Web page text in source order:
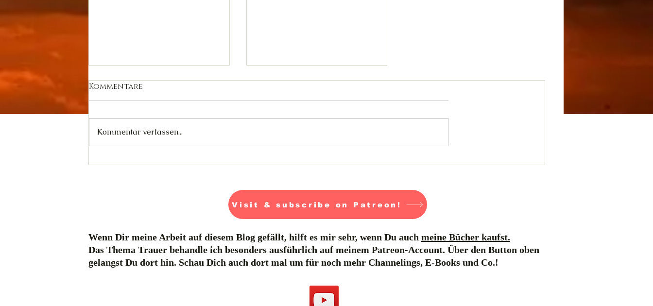
Kommentare
Kommentar verfassen...
Visit & subscribe on Patreon!
Wenn Dir meine Arbeit auf diesem Blog gefällt, hilft es mir sehr, wenn Du auch meine Bücher kaufst.
Das Thema Trauer behandle ich besonders ausführlich auf meinem Patreon-Account. Über den Button oben
gelangst Du dort hin. Schau Dich auch dort mal um für noch mehr Channelings, E-Books und Co.!